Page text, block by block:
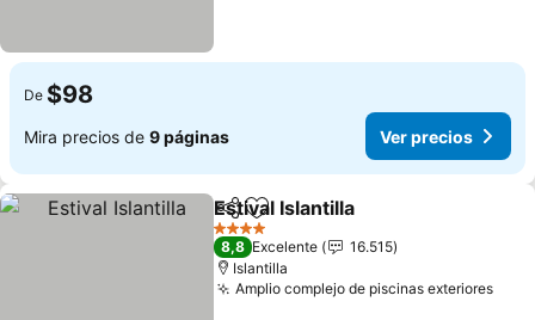
De $98
Mira precios de 9 páginas Ver precios
CompartirAgregar a favoritos
Estival Islantilla
4 Estrellas
8,8 Excelente
16.515
Islantilla
Amplio complejo de piscinas exteriores